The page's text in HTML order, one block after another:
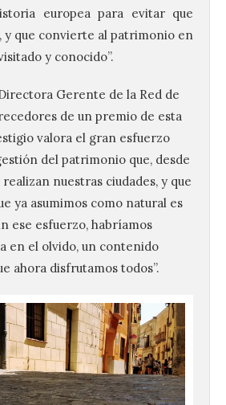
europea para evitar que
y que convierte al patrimonio en
y conocido”.
Gerente de la Red de
de un premio de esta
valora el gran esfuerzo
del patrimonio que, desde
nuestras ciudades, y que
ya asumimos como natural es
ese esfuerzo, habríamos
en el olvido, un contenido
ahora disfrutamos todos”.